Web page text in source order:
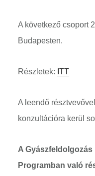
A következő csoport
Budapesten.
Részletek: ITT
A leendő
konzultációra kerül
A
Programban való